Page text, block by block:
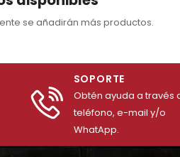
se añadirán más productos.
SOPORTE
Obtén ayuda a través
teléfono, e-mail y/o
WhatApp.